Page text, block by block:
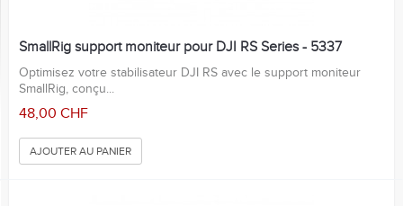
SmallRig support moniteur pour DJI RS Series - 5337
Optimisez votre stabilisateur DJI RS avec le support moniteur
SmallRig, conçu...
48,00 CHF
AJOUTER AU PANIER